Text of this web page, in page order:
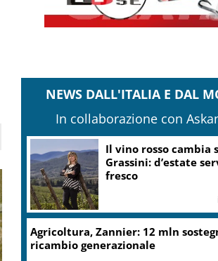
NEWS DALL'ITALIA E DAL
In collaborazione con
Il vino rosso cambia
Grassini: d’estate
fresco
Agricoltura, Zannier: 12 mln
ricambio generazionale